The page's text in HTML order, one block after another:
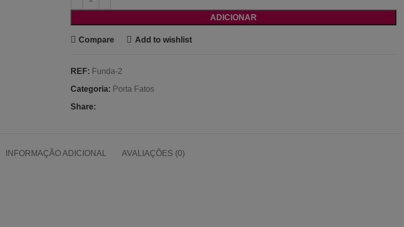
ADICIONAR
Compare Add to wishlist
REF: Funda-2
Categoria: Porta Fatos
Share:
INFORMAÇÃO ADICIONAL AVALIAÇÕES (0)